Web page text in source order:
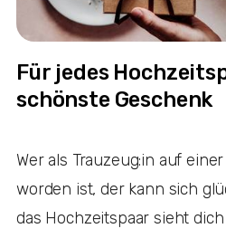
Für jedes
schönste Geschenk
Wer als Trauzeug:in auf
worden ist, der kann sich
das Hochzeitspaar sieht